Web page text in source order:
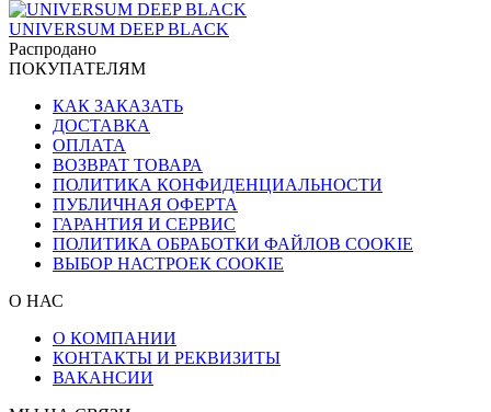
UNIVERSUM DEEP BLACK
Распродано
ПОКУПАТЕЛЯМ
КАК ЗАКАЗАТЬ
ДОСТАВКА
ОПЛАТА
ВОЗВРАТ ТОВАРА
ПОЛИТИКА КОНФИДЕНЦИАЛЬНОСТИ
ПУБЛИЧНАЯ ОФЕРТА
ГАРАНТИЯ И СЕРВИС
ПОЛИТИКА ОБРАБОТКИ ФАЙЛОВ COOKIE
ВЫБОР НАСТРОЕК COOKIE
О НАС
О КОМПАНИИ
КОНТАКТЫ И РЕКВИЗИТЫ
ВАКАНСИИ